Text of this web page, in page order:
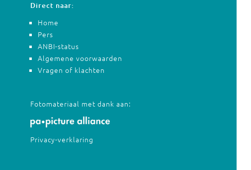
Direct naar:
Home
Pers
ANBI-status
Algemene voorwaarden
Vragen of klachten
Fotomateriaal met dank aan:
Privacy-verklaring